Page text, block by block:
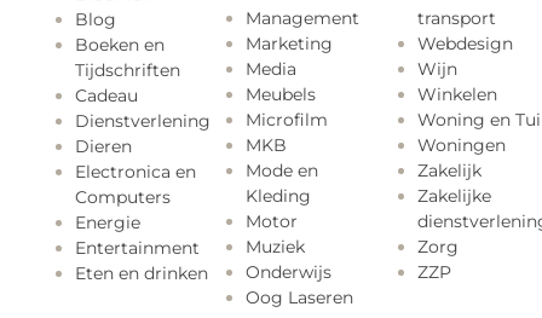
Blog
Boeken en
Tijdschriften
Cadeau
Dienstverlening
Dieren
Electronica en
Computers
Energie
Entertainment
Eten en drinken
Management
Marketing
Media
Meubels
Microfilm
MKB
Mode en
Kleding
Motor
Muziek
Onderwijs
Oog Laseren
transport
Webdesign
Wijn
Winkelen
Woning en
Woningen
Zakelijk
Zakelijke
Zorg
ZZP